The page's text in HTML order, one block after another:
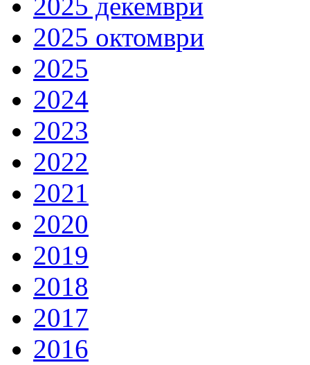
2025 октомври
2025
2024
2023
2022
2021
2020
2019
2018
2017
2016